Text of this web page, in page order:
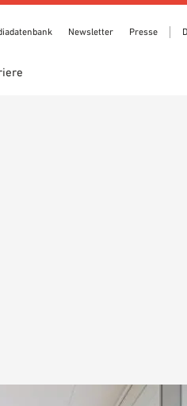
Newsletter Presse